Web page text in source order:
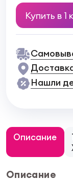
Купить в 1
Нашли
Описание
Описание